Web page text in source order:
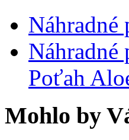
Náhradné
Náhradné
Poťah
Mohlo by